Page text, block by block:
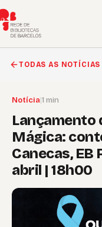
para
o
conteúdo
TODAS AS NOTÍCIAS
Notícia|1 min
Lançamento
Mágica:
Canecas, EB
abril | 18h00